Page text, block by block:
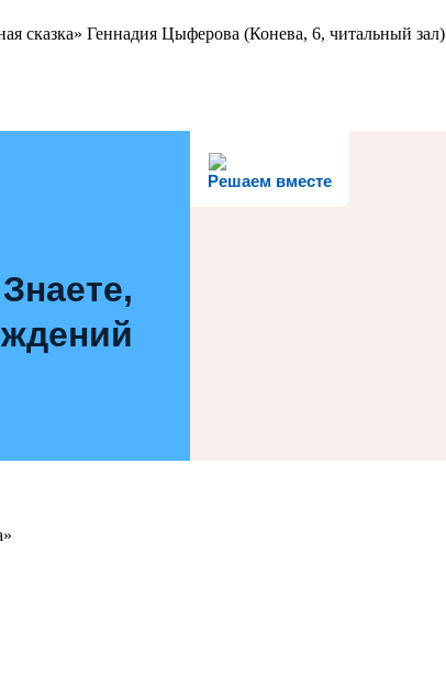
сказка» Геннадия Цыферова (Конева, 6, читальный зал)
Решаем вместе